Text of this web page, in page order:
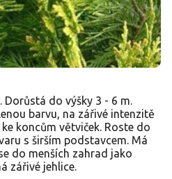
do výšky 3 - 6 m.
barvu, na zářivé intenzitě
koncům větviček. Roste do
s širším podstavcem. Má
do menších zahrad jako
zářivé jehlice.